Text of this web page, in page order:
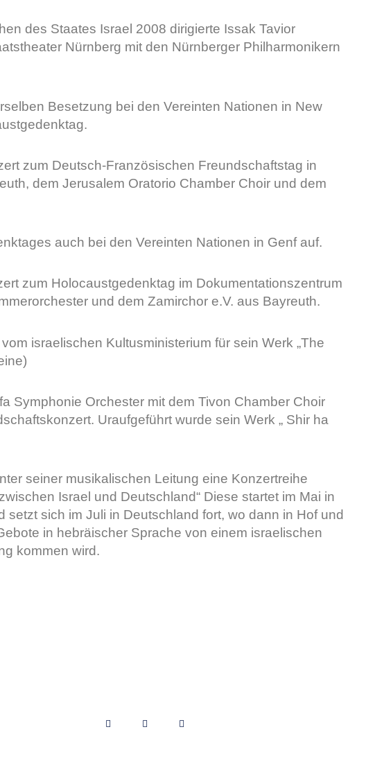
des Staates Israel 2008 dirigierte Issak Tavior
Nürnberg mit den Nürnberger Philharmonikern
Besetzung bei den Vereinten Nationen in New
zum Deutsch-Französischen Freundschaftstag in
dem Jerusalem Oratorio Chamber Choir und dem
auch bei den Vereinten Nationen in Genf auf.
zum Holocaustgedenktag im Dokumentationszentrum
und dem Zamirchor e.V. aus Bayreuth.
israelischen Kultusministerium für sein Werk „The
Symphonie Orchester mit dem Tivon Chamber Choir
Uraufgeführt wurde sein Werk „ Shir ha
seiner musikalischen Leitung eine Konzertreihe
Israel und Deutschland“ Diese startet im Mai in
sich im Juli in Deutschland fort, wo dann in Hof und
in hebräischer Sprache von einem israelischen
kommen wird.
a
o
n